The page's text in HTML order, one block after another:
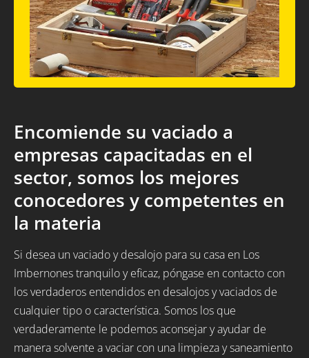
Encomiende su vaciado a
empresas capacitadas en el
sector, somos los mejores
conocedores y competentes en
la materia
Si desea un vaciado y desalojo para su casa en Los
Imbernones tranquilo y eficaz, póngase en contacto con
los verdaderos entendidos en desalojos y vaciados de
cualquier tipo o característica. Somos los que
verdaderamente le podemos aconsejar y ayudar de
manera solvente a vaciar con una limpieza y saneamiento